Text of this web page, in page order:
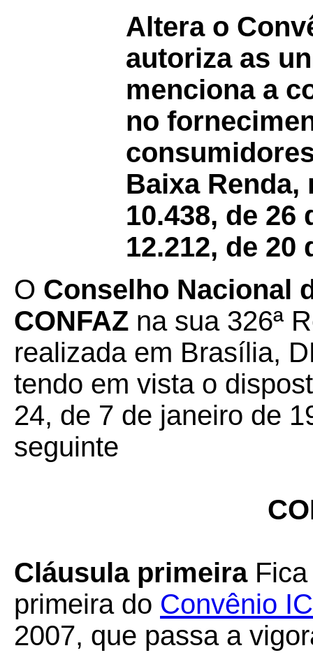
Altera o
autoriza as
menciona a
no
Baixa Renda,
10.438, de 26
12.212, de 20
O Conselho Nacional
CONFAZ na sua 326ª
realizada em Brasília,
tendo em vista o
24, de 7 de janeiro de
seguinte
Cláusula primeiraFica
primeira do Convênio
2007, que passa a